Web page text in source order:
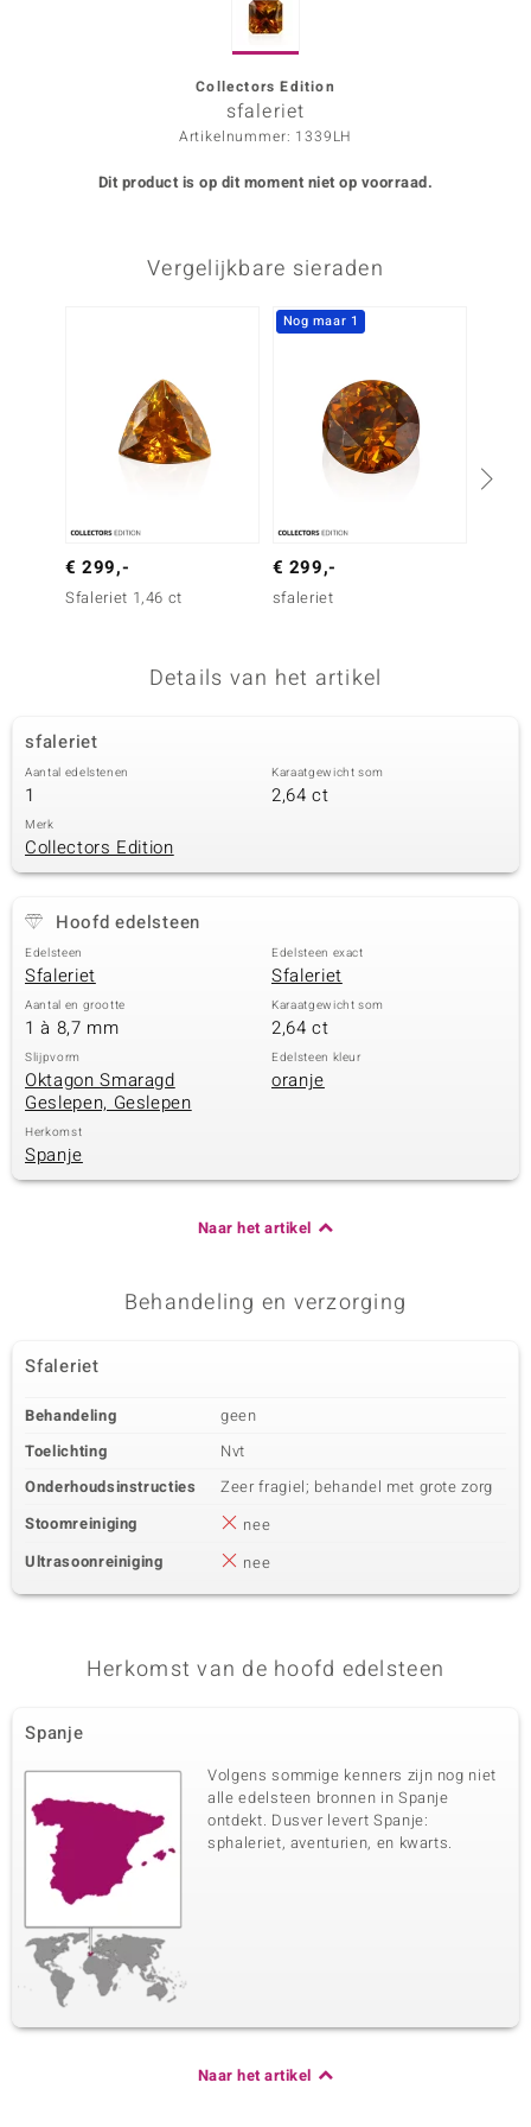
Collectors Edition
sfaleriet
Artikelnummer: 1339LH
Dit product is op dit moment niet op voorraad.
Vergelijkbare sieraden
€ 299,-
Sfaleriet 1,46 ct
Nog maar 1
€ 299,-
sfaleriet
Details van het artikel
sfaleriet
Aantal edelstenen
1
Karaatgewicht som
2,64 ct
Merk
Collectors Edition
Hoofd edelsteen
Edelsteen
Sfaleriet
Edelsteen exact
Sfaleriet
Aantal en grootte
1 à 8,7 mm
Karaatgewicht som
2,64 ct
Slijpvorm
Oktagon Smaragd
Geslepen, Geslepen
Edelsteen kleur
oranje
Herkomst
Spanje
Naar het artikel
Behandeling en verzorging
Sfaleriet
Behandeling
geen
Toelichting
Nvt
Onderhoudsinstructies
Zeer fragiel; behandel met grote zorg
Stoomreiniging
nee
Ultrasoonreiniging
nee
Herkomst van de hoofd edelsteen
Spanje
Volgens sommige kenners zijn nog niet
alle edelsteen bronnen in Spanje
ontdekt. Dusver levert Spanje:
sphaleriet, aventurien, en kwarts.
Naar het artikel